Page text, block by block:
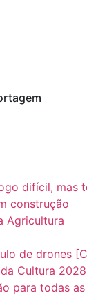
difícil, mas
construção
Agricultura
de drones
Cultura 2028
para todas